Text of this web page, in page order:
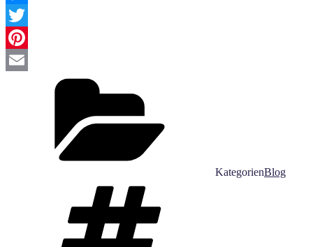
Messenger
Twitter
Pinterest
KategorienBlog